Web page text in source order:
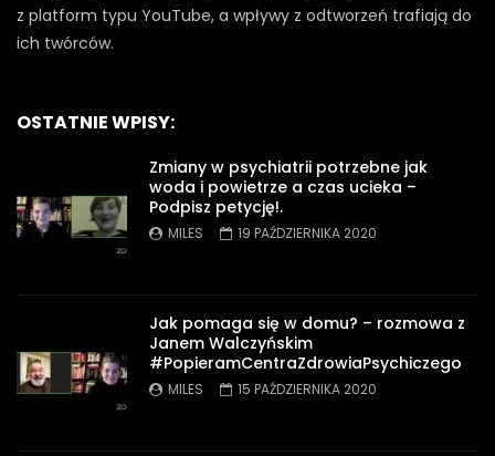
z platform typu YouTube, a wpływy z odtworzeń trafiają do
ich twórców.
OSTATNIE WPISY:
Zmiany w psychiatrii potrzebne jak
woda i powietrze a czas ucieka –
Podpisz petycję!.
MILES 19 PAŹDZIERNIKA 2020
Jak pomaga się w domu? – rozmowa z
Janem Walczyńskim
#PopieramCentraZdrowiaPsychiczego
MILES 15 PAŹDZIERNIKA 2020